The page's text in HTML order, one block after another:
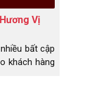
Vị
bất cập
khách hàng